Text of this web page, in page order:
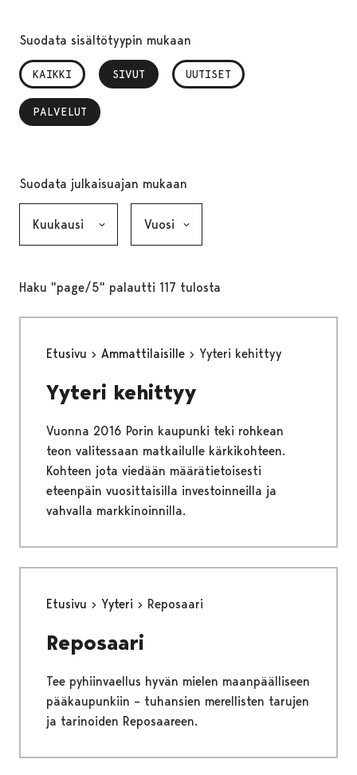
Suodata sisältötyypin mukaan
KAIKKI SIVUT
, VALITTU UUTISET
PALVELUT
, VALITTU
Suodata julkaisuajan mukaan
Haku "page/5" palautti 117 tulosta
Etusivu Ammattilaisille Yyteri kehittyy
Yyteri kehittyy
Vuonna 2016 Porin kaupunki teki rohkean
teon valitessaan matkailulle kärkikohteen.
Kohteen jota viedään määrätietoisesti
eteenpäin vuosittaisilla investoinneilla ja
vahvalla markkinoinnilla.
Etusivu Yyteri Reposaari
Reposaari
Tee pyhiinvaellus hyvän mielen maanpäälliseen
pääkaupunkiin – tuhansien merellisten tarujen
ja tarinoiden Reposaareen.